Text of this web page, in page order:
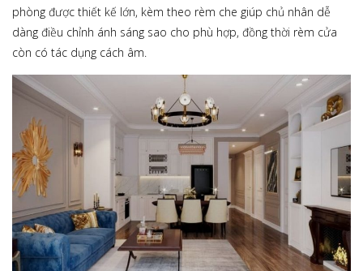
phòng được thiết kế lớn, kèm theo rèm che giúp chủ nhân dễ
dàng điều chỉnh ánh sáng sao cho phù hợp, đồng thời rèm cửa
còn có tác dụng cách âm.